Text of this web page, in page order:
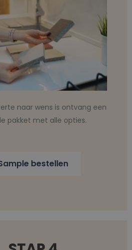
naar wens is ontvang een
pakket met alle opties.
bestellen